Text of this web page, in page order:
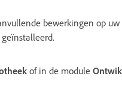
bewerkingen op uw
of in de module